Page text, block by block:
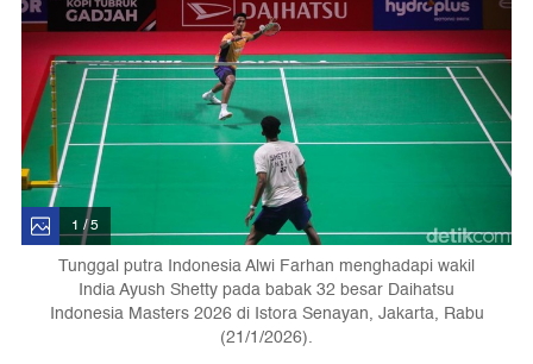
1 / 5
Tunggal putra Indonesia Alwi Farhan menghadapi wakil
India Ayush Shetty pada babak 32 besar Daihatsu
Indonesia Masters 2026 di Istora Senayan, Jakarta, Rabu
(21/1/2026).